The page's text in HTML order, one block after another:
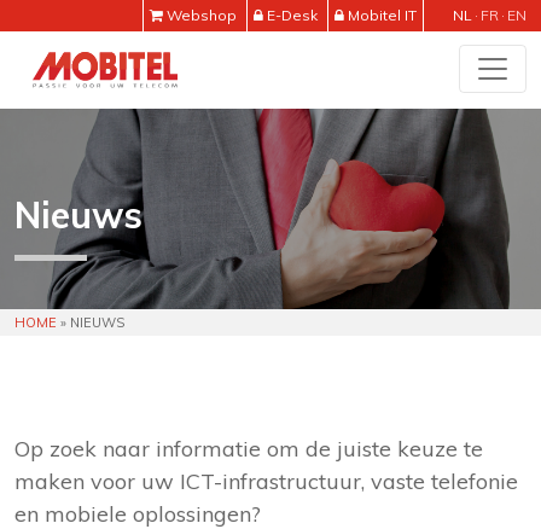
NL FR EN
Webshop E-Desk Mobitel IT
Nieuws
HOME » NIEUWS
Op zoek naar informatie om de juiste keuze te
maken voor uw ICT-infrastructuur, vaste telefonie
en mobiele oplossingen?